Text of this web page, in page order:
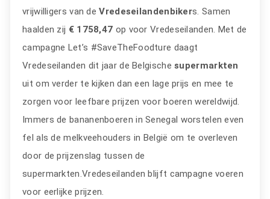
vrijwilligers van deVredeseilandenbikers. Samen
haalden zij € 1758,47 op voor Vredeseilanden. Met de
campagne Let’s #SaveTheFoodture daagt
Vredeseilanden dit jaar de Belgischesupermarkten
uit om verder te kijken dan een lage prijs en mee te
zorgen voor leefbare prijzen voor boeren wereldwijd.
Immers de bananenboeren in Senegal worstelen even
fel als de melkveehouders in België om te overleven
door de prijzenslag tussen de
supermarkten.Vredeseilanden blijft campagne voeren
voor eerlijke prijzen.